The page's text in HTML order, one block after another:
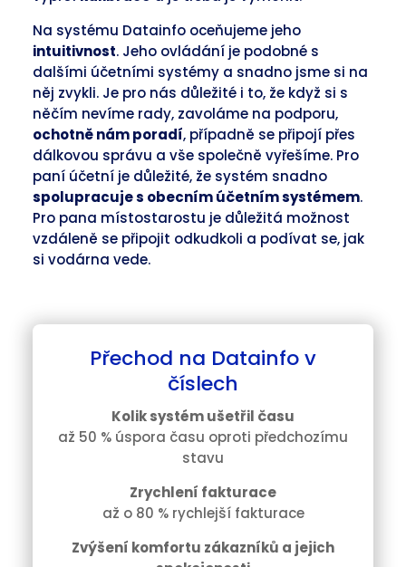
Na systému Datainfo oceňujeme jeho
intuitivnost. Jeho ovládání je podobné s
dalšími účetními systémy a snadno jsme si na
něj zvykli. Je pro nás důležité i to, že když si s
něčím nevíme rady, zavoláme na podporu,
ochotně nám poradí, případně se připojí přes
dálkovou správu a vše společně vyřešíme. Pro
paní účetní je důležité, že systém snadno
spolupracuje s obecním účetním systémem.
Pro pana místostarostu je důležitá možnost
vzdáleně se připojit odkudkoli a podívat se, jak
si vodárna vede.
Přechod na Datainfo v
číslech
Kolik systém ušetřil času
až 50 % úspora času oproti předchozímu
stavu
Zrychlení fakturace
až o 80 % rychlejší fakturace
Zvýšení komfortu zákazníků a jejich